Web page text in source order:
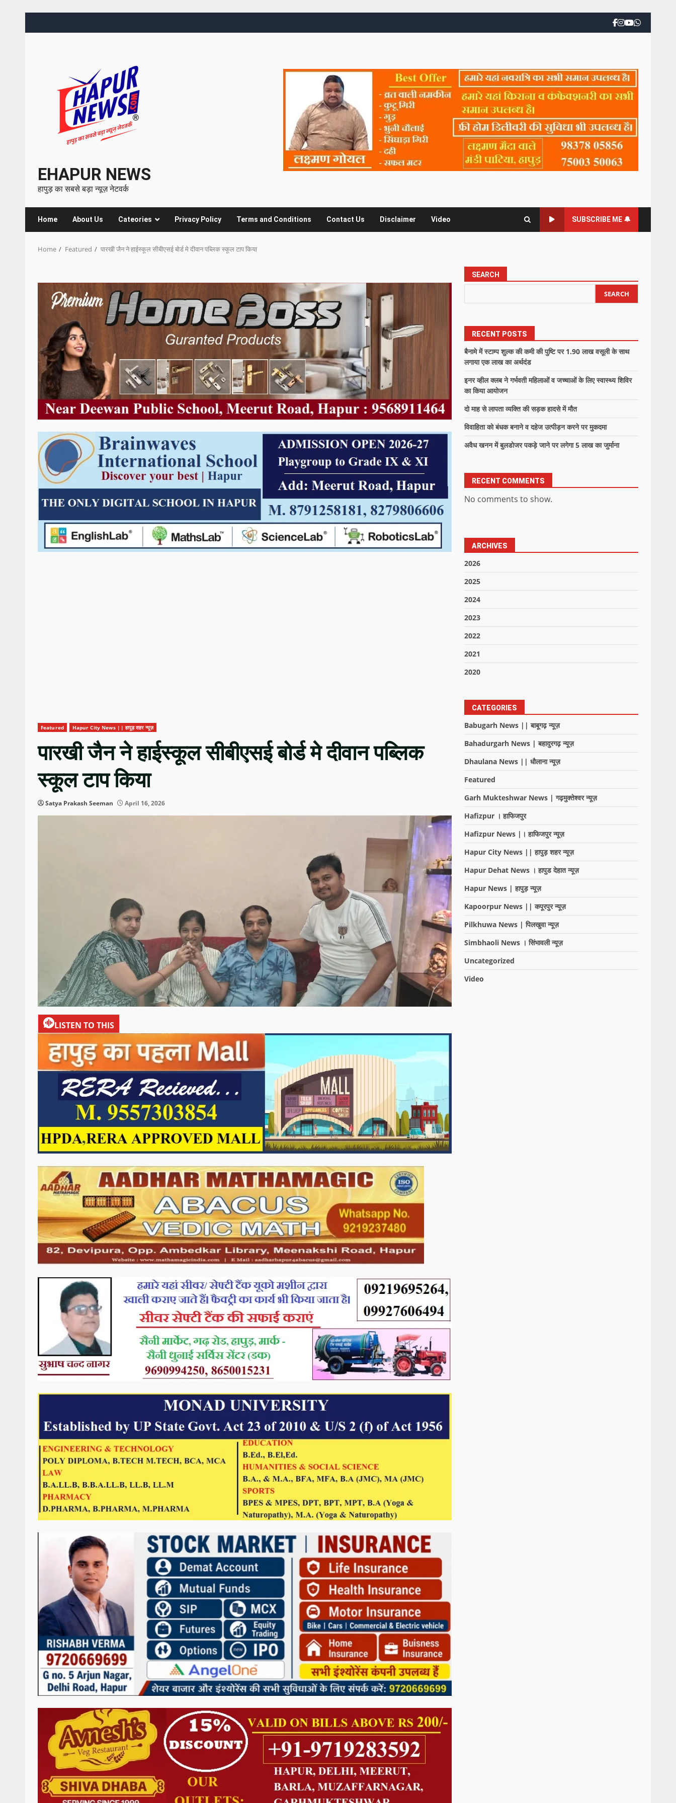
EHAPUR NEWS
हापुड़ का सबसे बड़ा न्यूज़ नेटवर्क
Home About Us Cateories Privacy Policy Terms and Conditions Contact Us Disclaimer Video SUBSCRIBE ME 🔔
Home Featured पारखी जैन ने हाईस्कूल सीबीएसई बोर्ड मे दीवान पब्लिक स्कूल टाप किया
Featured Hapur City News || हापुड़ शहर न्यूज़
पारखी जैन ने हाईस्कूल सीबीएसई बोर्ड मे दीवान पब्लिक
स्कूल टाप किया
Satya Prakash Seeman April 16, 2026
LISTEN TO THIS
SEARCH
SEARCH
RECENT POSTS
बैनामे में स्टाम्प शुल्क की कमी की पुष्टि पर 1.90 लाख वसूली के साथ
लगाया एक लाख का अर्थदंड
इनर व्हील क्लब ने गर्भवती महिलाओं व जच्चाओं के लिए स्वास्थ्य शिविर
का किया आयोजन
दो माह से लापता व्यक्ति की सड़क हादसे में मौत
विवाहिता को बंधक बनाने व दहेज उत्पीड़न करने पर मुकदमा
अवैध खनन में बुलडोजर पकड़े जाने पर लगेगा 5 लाख का जुर्माना
RECENT COMMENTS
No comments to show.
ARCHIVES
2026
2025
2024
2023
2022
2021
2020
CATEGORIES
Babugarh News || बाबूगढ़ न्यूज़
Bahadurgarh News | बहादुरगढ़ न्यूज़
Dhaulana News || धौलाना न्यूज़
Featured
Garh Mukteshwar News | गढ़मुक्तेश्वर न्यूज़
Hafizpur । हाफिजपुर
Hafizpur News |। हाफिजपुर न्यूज़
Hapur City News || हापुड़ शहर न्यूज़
Hapur Dehat News । हापुड देहात न्यूज़
Hapur News | हापुड़ न्यूज़
Kapoorpur News || कपूरपुर न्यूज़
Pilkhuwa News | पिलखुवा न्यूज़
Simbhaoli News । सिंभावली न्यूज़
Uncategorized
Video